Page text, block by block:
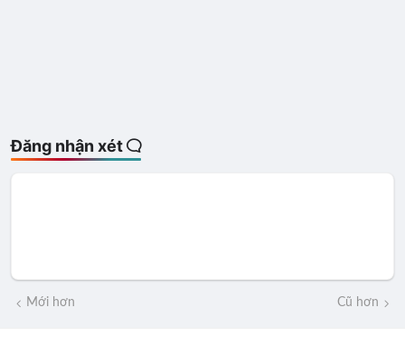
Đăng nhận xét
Mới hơn Cũ hơn